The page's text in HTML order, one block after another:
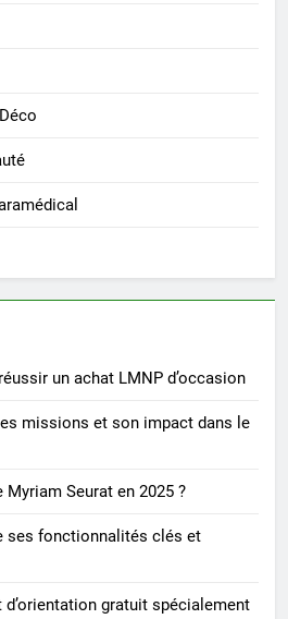
un achat LMNP d’occasion
missions et son impact dans le
Seurat en 2025 ?
ses fonctionnalités clés et
gratuit spécialement